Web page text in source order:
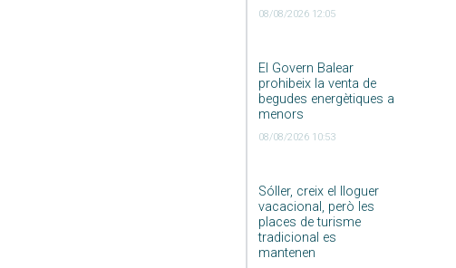
08/08/2026 12:05
El Govern Balear
prohibeix la venta de
begudes energètiques a
menors
08/08/2026 10:53
Sóller, creix el lloguer
vacacional, però les
places de turisme
tradicional es
mantenen